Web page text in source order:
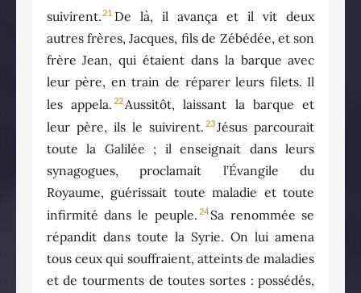
suivirent.21 De là, il avança et il vit deux
autres frères, Jacques, fils de Zébédée, et son
frère Jean, qui étaient dans la barque avec
leur père, en train de réparer leurs filets. Il
les appela. 22Aussitôt, laissant la barque et
leur père, ils le suivirent. 23Jésus parcourait
toute la Galilée ; il enseignait dans leurs
synagogues, proclamait l’Évangile du
Royaume, guérissait toute maladie et toute
infirmité dans le peuple. 24 Sa renommée se
répandit dans toute la Syrie. On lui amena
tous ceux qui souffraient, atteints de maladies
et de tourments de toutes sortes : possédés,